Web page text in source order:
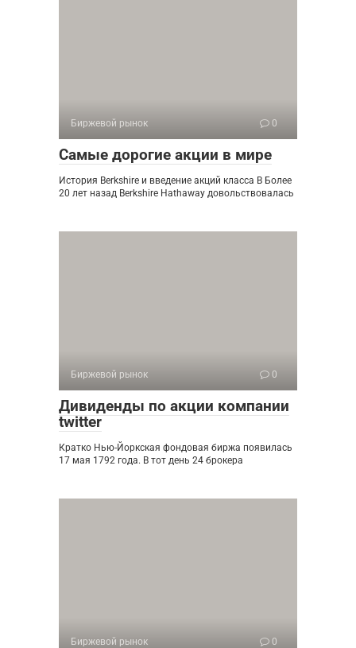
Биржевой рынок 0
Самые дорогие акции в мире
История Berkshire и введение акций класса B Более
20 лет назад Berkshire Hathaway довольствовалась
Биржевой рынок 0
Дивиденды по акции компании
twitter
Кратко Нью-Йоркская фондовая биржа появилась
17 мая 1792 года. В тот день 24 брокера
Биржевой рынок 0